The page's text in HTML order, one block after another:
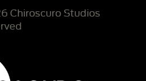
Chiroscuro Studios